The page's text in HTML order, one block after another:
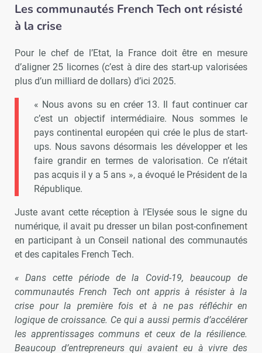
Les communautés French Tech ont résisté
à la crise
Pour le chef de l’Etat, la France doit être en mesure
d’aligner 25 licornes (c’est à dire des start-up valorisées
plus d’un milliard de dollars) d’ici 2025.
« Nous avons su en créer 13. Il faut continuer car
c’est un objectif intermédiaire. Nous sommes le
pays continental européen qui crée le plus de start-
ups. Nous savons désormais les développer et les
faire grandir en termes de valorisation. Ce n’était
pas acquis il y a 5 ans », a évoqué le Président de la
République.
Juste avant cette réception à l’Elysée sous le signe du
numérique, il avait pu dresser un bilan post-confinement
en participant à un Conseil national des communautés
et des capitales French Tech.
« Dans cette période de la Covid-19, beaucoup de
communautés French Tech ont appris à résister à la
crise pour la première fois et à ne pas réfléchir en
logique de croissance. Ce qui a aussi permis d’accélérer
les apprentissages communs et ceux de la résilience.
Beaucoup d’entrepreneurs qui avaient eu à vivre des